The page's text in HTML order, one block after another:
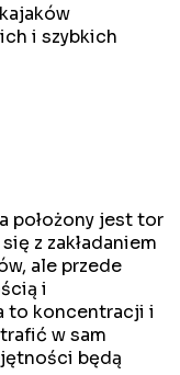
i szybkich
położony jest tor
z zakładaniem
ale przede
i
to koncentracji i
w sam
będą